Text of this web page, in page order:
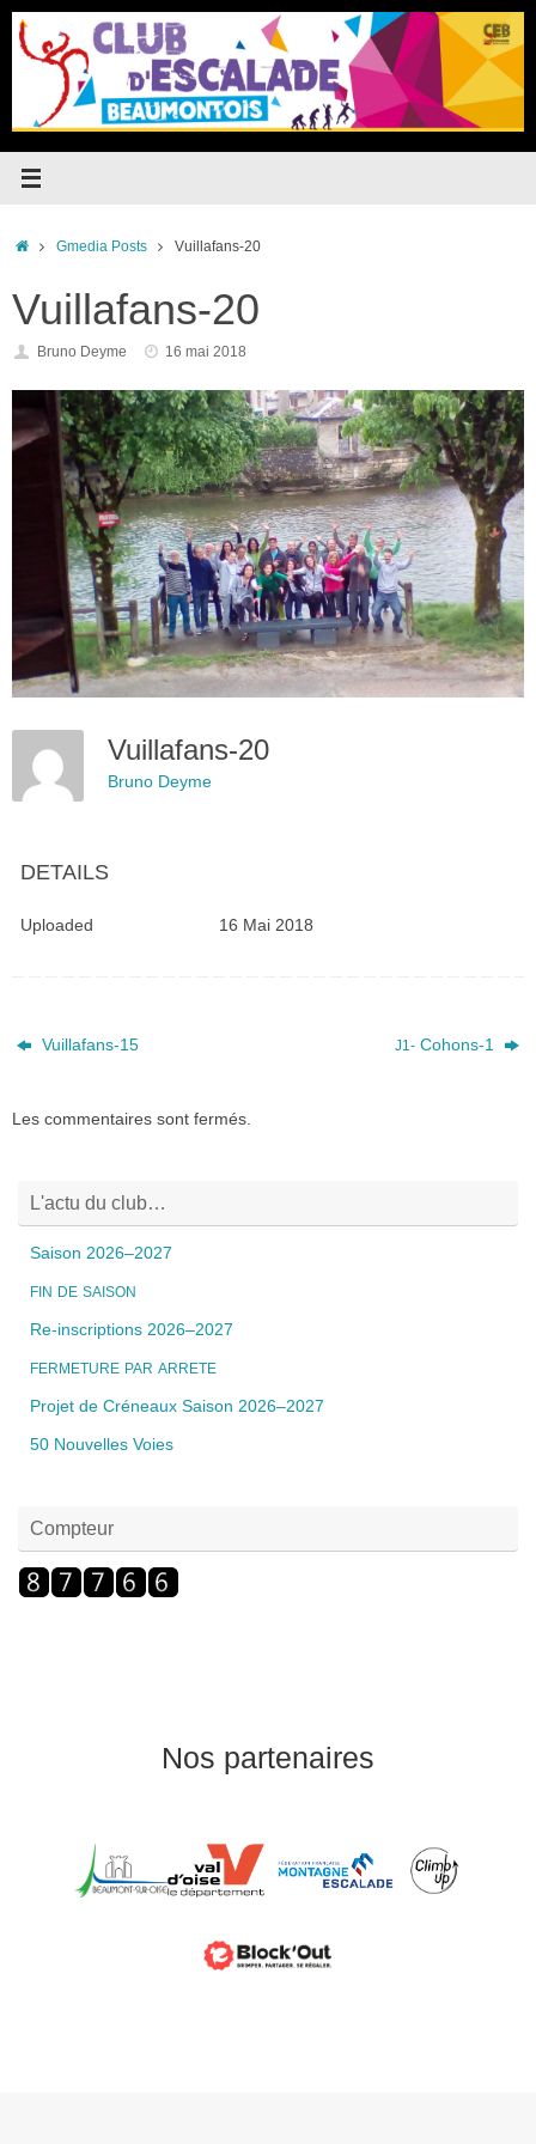
Passer
contenu
Accueil
Gmedia Posts Vuillafans-20
Vuillafans-20
Bruno Deyme 16 mai 2018
Vuillafans-20
Bruno Deyme
DETAILS
Uploaded 16 Mai 2018
Vuillafans-15 J1-Cohons‑1
Les commentaires sont fermés.
L'actu du club…
Saison 2026–2027
FIN DE SAISON
Re-inscriptions 2026–2027
FERMETURE PAR ARRETE
Projet de Créneaux Saison 2026–2027
50 Nouvelles Voies
Compteur
Nos partenaires